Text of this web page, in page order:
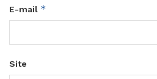
E-mail *
Site